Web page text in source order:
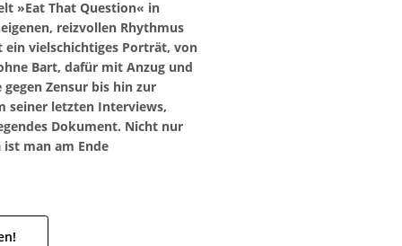
»Eat That Question« in
reizvollen Rhythmus
vielschichtiges Porträt, von
Bart, dafür mit Anzug und
Zensur bis hin zur
seiner letzten Interviews,
Dokument. Nicht nur
man am Ende